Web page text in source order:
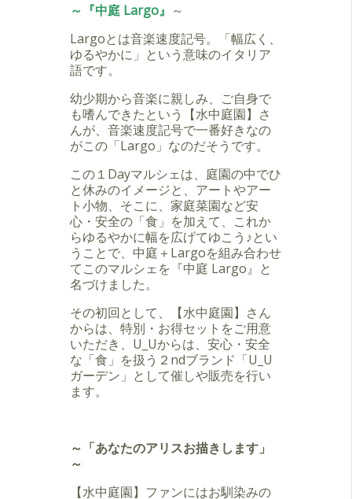
～『中庭 Largo』 ～
Largoとは音楽速度記号。「幅広く、
ゆるやかに」という意味のイタリア
語です。
幼少期から音楽に親しみ、ご自身で
も嗜んできたという【水中庭園】さ
んが、音楽速度記号で一番好きなの
がこの「Largo」なのだそうです。
この１Dayマルシェは、庭園の中でひ
と休みのイメージと、アートやアー
ト小物、そこに、家庭菜園など安
心・安全の「食」を加えて、これか
らゆるやかに幅を広げてゆこう♪とい
うことで、中庭＋Largoを組み合わせ
てこのマルシェを『中庭 Largo』と
名づけました。
その初回として、【水中庭園】さん
からは、特別・お得セットをご用意
いただき、U_Uからは、安心・安全
な「食」を扱う２ndブランド「U_U
ガーデン」として催しや販売を行い
ます。
～「あなたのアリスお描きします」
～
【水中庭園】ファンにはお馴染みの